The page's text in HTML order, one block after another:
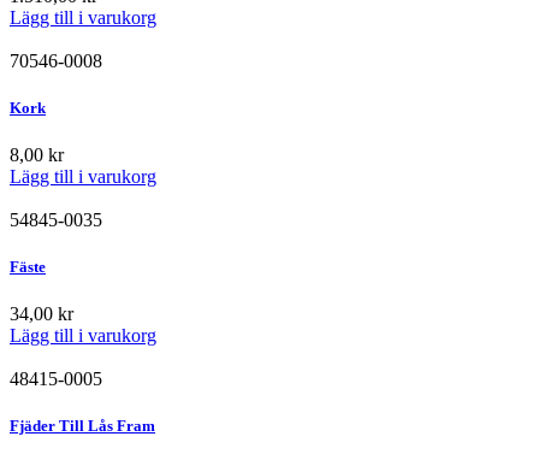
Lägg till i varukorg
70546-0008
Kork
8,00 kr
Lägg till i varukorg
54845-0035
Fäste
34,00 kr
Lägg till i varukorg
48415-0005
Fjäder Till Lås Fram